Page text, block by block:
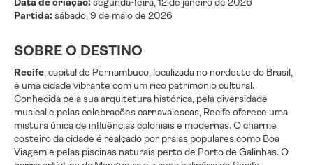
Data de criação:segunda-feira, 12 de janeiro de 2026
Partida:sábado, 9 de maio de 2026
SOBRE O DESTINO
Recife, capital de Pernambuco, localizada no nordeste do Brasil,
é uma cidade vibrante com um rico património cultural.
Conhecida pela sua arquitetura histórica, pela diversidade
musical e pelas celebrações carnavalescas, Recife oferece uma
mistura única de influências coloniais e modernas. O charme
costeiro da cidade é realçado por praias populares como Boa
Viagem e pelas piscinas naturais perto de Porto de Galinhas. O